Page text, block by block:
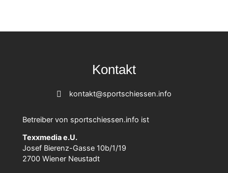
Kontakt
kontakt@sportschiessen.info
Betreiber von sportschiessen.info ist
Texxmedia e.U.
Josef Bierenz-Gasse 10b/1/19
2700 Wiener Neustadt